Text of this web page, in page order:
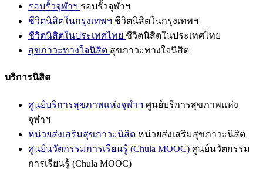
รอบรั้วจุฬาฯ รอบรั้วจุฬาฯ
ชีวิตนิสิตในกรุงเทพฯ ชีวิตนิสิตในกรุงเทพฯ
ชีวิตนิสิตในประเทศไทย ชีวิตนิสิตในประเทศไทย
สุขภาวะทางใจนิสิต สุขภาวะทางใจนิสิต
บริการนิสิต
ศูนย์บริการสุขภาพแห่งจุฬาฯ ศูนย์บริการสุขภาพแห่ง
จุฬาฯ
หน่วยส่งเสริมสุขภาวะนิสิต หน่วยส่งเสริมสุขภาวะนิสิต
ศูนย์นวัตกรรมการเรียนรู้ (Chula MOOC) ศูนย์นวัตกรรม
การเรียนรู้ (Chula MOOC)